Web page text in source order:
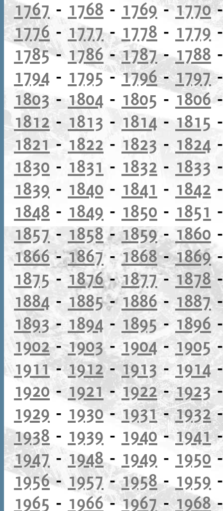
1767 - 1768 - 1769- 1770
1776 - 1777- 1778 - 1779
1785- 1786-1787-1788
1794 - 1795-1796-1797
1803- 1804 - 1805 -1806
1812- 1813 - 1814 - 1815
1821-1822 - 1823 - 1824
1830 - 1831 - 1832 - 1833
1839 - 1840 - 1841 - 1842
1848 - 1849 - 1850 - 1851
1857-1858-1859- 1860
1866-1867-1868-1869
1875 -1876-1877-1878
1884 - 1885-1886- 1887
1893- 1894 - 1895 - 1896
1902-1903-1904-1905
1911-1912-1913 -1914
1920 - 1921-1922-1923
1929 - 1930- 1931-1932
1938 - 1939 - 1940-1941
1947 - 1948- 1949 - 1950
1956- 1957-1958- 1959
1965 - 1966-1967-1968